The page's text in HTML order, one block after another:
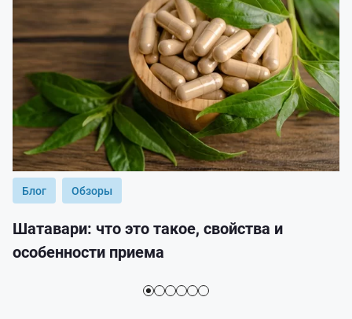
Блог Обзоры
Шатавари: что это такое, свойства и
особенности приема